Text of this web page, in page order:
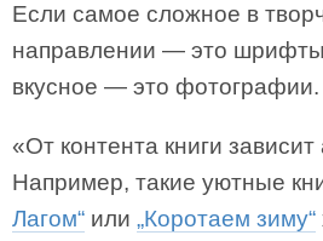
Если самое сложное в
направлении — это
вкусное — это фотографии.
«От контента книги
Например, такие уютные
Лагом“ или „Коротаем зиму“